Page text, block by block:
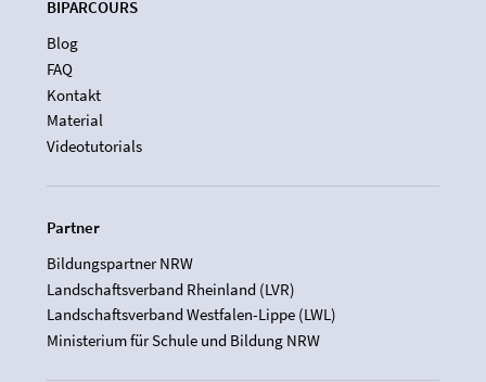
BIPARCOURS
Blog
FAQ
Kontakt
Material
Videotutorials
Partner
Bildungspartner NRW
Landschaftsverband Rheinland (LVR)
Landschaftsverband Westfalen-Lippe (LWL)
Ministerium für Schule und Bildung NRW